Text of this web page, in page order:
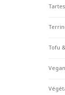
Tofu